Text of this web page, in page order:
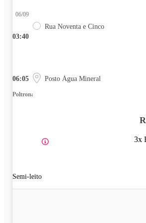
03:40
06/09
Rua Noventa e Cinco
06:05 Posto Água Mineral
Poltrona
Semi-leito
3x